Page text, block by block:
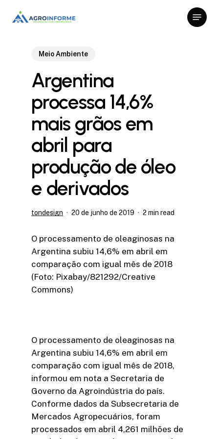
Menu
Meio Ambiente
Argentina
processa 14,6%
mais grãos em
abril para
produção de óleo
e derivados
tondesign 20 de junho de 2019 2 min read
O processamento de oleaginosas na
Argentina subiu 14,6% em abril em
comparação com igual mês de 2018
(Foto: Pixabay/821292/Creative
Commons)
O processamento de oleaginosas na
Argentina subiu 14,6% em abril em
comparação com igual mês de 2018,
informou em nota a Secretaria de
Governo da Agroindústria do país.
Conforme dados da Subsecretaria de
Mercados Agropecuários, foram
processados em abril 4,261 milhões de